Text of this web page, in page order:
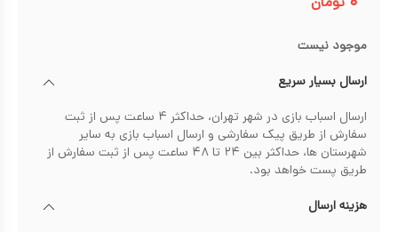
موجود نیست
ارسال بسیار سریع
ارسال اسباب بازی در شهر تهران، حداکثر ۴ ساعت پس از ثبت
سفارش از طریق پیک سفارشی و ارسال اسباب بازی به سایر
شهرستان ها، حداکثر بین ۲۴ تا ۴۸ ساعت پس از ثبت سفارش از
طریق پست خواهد بود.
هزینه ارسال